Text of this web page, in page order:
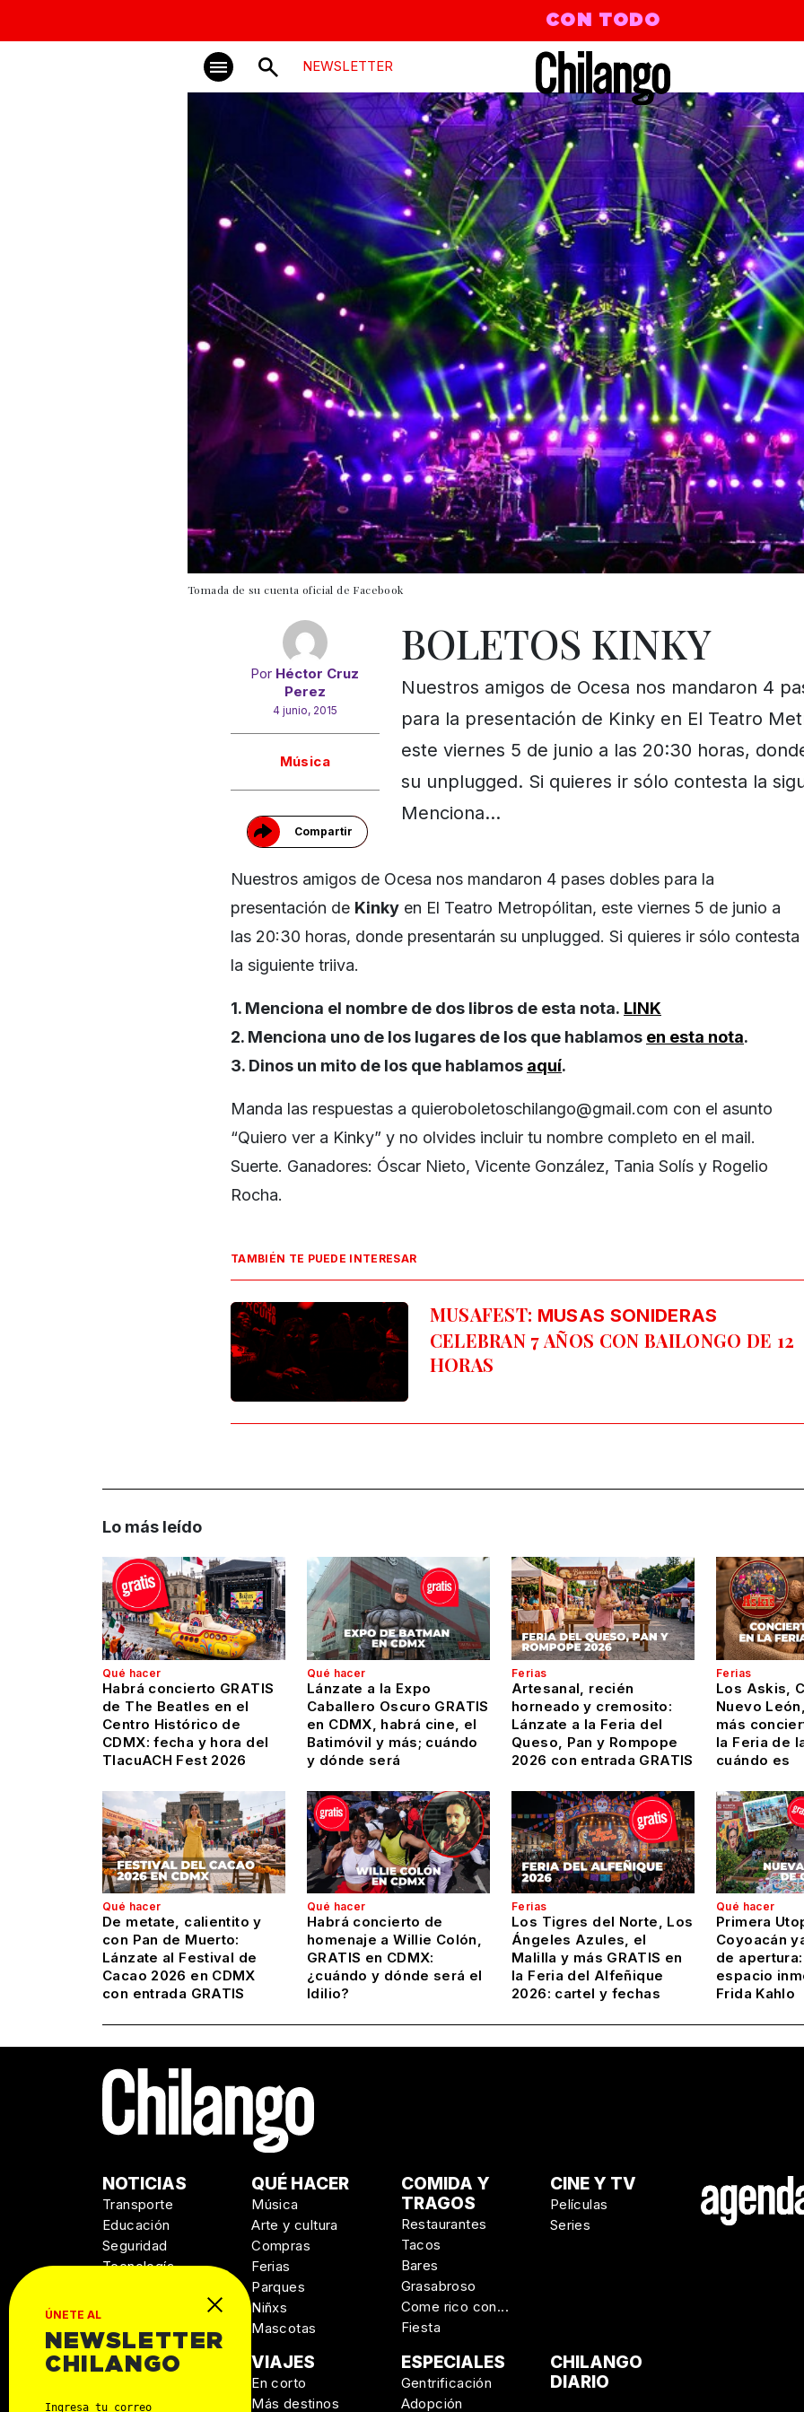
CON TODO
NEWSLETTER
Tomada de su cuenta oficial de Facebook
Por Héctor Cruz
Perez
4 junio, 2015
Música
Compartir
BOLETOS KINKY
Nuestros amigos de Ocesa nos mandaron 4
para la presentación de Kinky en El Teatro
este viernes 5 de junio a las 20:30 horas,
su unplugged. Si quieres ir sólo contesta la
Menciona…
Nuestros amigos de Ocesa nos mandaron 4 pases dobles para la
presentación de Kinky en El Teatro Metropólitan, este viernes 5 de junio a
las 20:30 horas, donde presentarán su unplugged. Si quieres ir sólo contesta
la siguiente triiva.
1. Menciona el nombre de dos libros de esta nota. LINK
2. Menciona uno de los lugares de los que hablamos en esta nota.
3. Dinos un mito de los que hablamos aquí.
Manda las respuestas a quieroboletoschilango@gmail.com con el asunto
“Quiero ver a Kinky” y no olvides incluir tu nombre completo en el mail.
Suerte. Ganadores: Óscar Nieto, Vicente González, Tania Solís y Rogelio
Rocha.
TAMBIÉN TE PUEDE INTERESAR
MUSAFEST: MUSAS SONIDERAS
CELEBRAN 7 AÑOS CON BAILONGO DE 12
HORAS
ÚNETE AL
NEWSLETTER
CHILANGO
Lo más leído
Qué hacer
Habrá concierto GRATIS
de The Beatles en el
Centro Histórico de
CDMX: fecha y hora del
TlacuACH Fest 2026
Qué hacer
Lánzate a la Expo
Caballero Oscuro GRATIS
en CDMX, habrá cine, el
Batimóvil y más; cuándo
y dónde será
Ferias
Artesanal, recién
horneado y cremosito:
Lánzate a la Feria del
Queso, Pan y Rompope
2026 con entrada GRATIS
Ferias
Los Askis,
Nuevo
más
la Feria de
cuándo es
Qué hacer
De metate, calientito y
con Pan de Muerto:
Lánzate al Festival de
Cacao 2026 en CDMX
con entrada GRATIS
Qué hacer
Habrá concierto de
homenaje a Willie Colón,
GRATIS en CDMX:
¿cuándo y dónde será el
Idilio?
Ferias
Los Tigres del Norte, Los
Ángeles Azules, el
Malilla y más GRATIS en
la Feria del Alfeñique
2026: cartel y fechas
Qué hacer
Primera
Coyoacán
de
espacio
Frida Kahlo
NOTICIAS
Transporte
Educación
Seguridad
Tecnología
QUÉ HACER
Música
Arte y cultura
Compras
Ferias
Parques
Niñxs
Mascotas
COMIDA Y
TRAGOS
Restaurantes
Tacos
Bares
Grasabroso
Come rico con...
Fiesta
CINE Y TV
Películas
Series
MANUAL DE
Personal
VIAJES
En corto
Más destinos
ESPECIALES
Gentrificación
Adopción
CHILANGO
DIARIO